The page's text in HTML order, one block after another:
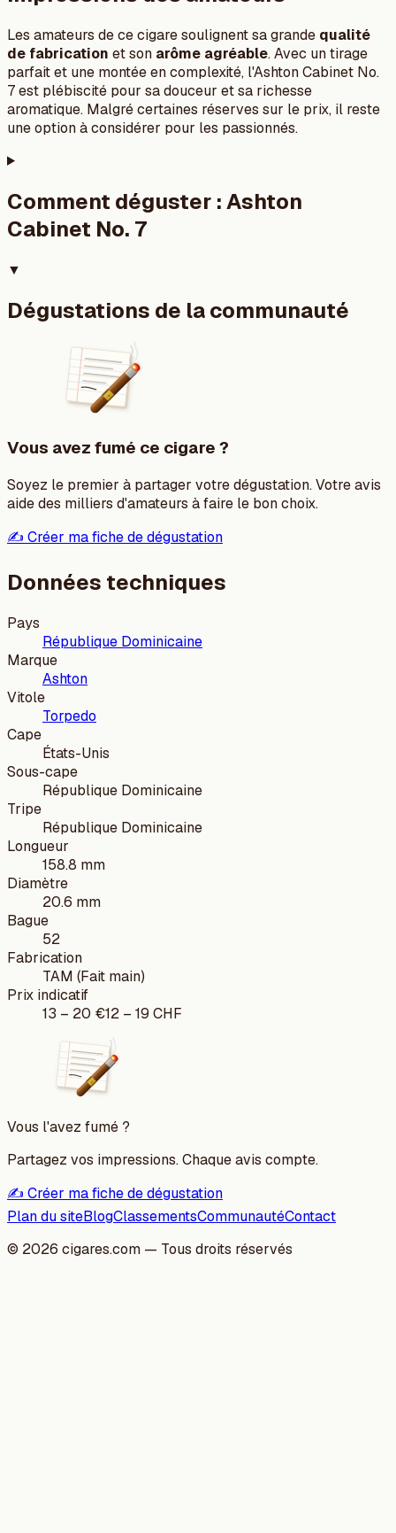
Les amateurs de ce cigare soulignent sa grande qualité
de fabrication et son arôme agréable. Avec un tirage
parfait et une montée en complexité, l'Ashton Cabinet No.
7 est plébiscité pour sa douceur et sa richesse
aromatique. Malgré certaines réserves sur le prix, il reste
une option à considérer pour les passionnés.
Comment déguster :Ashton
Cabinet No. 7
▼
Dégustations de la communauté
Vous avez fumé ce cigare ?
Soyez le premier à partager votre dégustation. Votre avis
aide des milliers d'amateurs à faire le bon choix.
✍️ Créer ma fiche de dégustation
Données techniques
Pays
République Dominicaine
Marque
Ashton
Vitole
Torpedo
Cape
États-Unis
Sous-cape
République Dominicaine
Tripe
République Dominicaine
Longueur
158.8 mm
Diamètre
20.6 mm
Bague
52
Fabrication
TAM (Fait main)
Prix indicatif
13 – 20 €12 – 19 CHF
Vous l'avez fumé ?
Partagez vos impressions. Chaque avis compte.
✍️ Créer ma fiche de dégustation
Plan du siteBlogClassementsCommunautéContact
© 2026 cigares.com — Tous droits réservés